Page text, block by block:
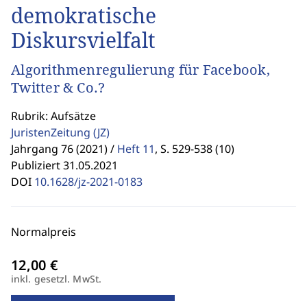
demokratische
Diskursvielfalt
Algorithmenregulierung für Facebook,
Twitter & Co.?
Rubrik: Aufsätze
JuristenZeitung (JZ)
Jahrgang 76 (2021) / Heft 11, S. 529-538 (10)
Publiziert 31.05.2021
DOI 10.1628/jz-2021-0183
Normalpreis
inkl. gesetzl. MwSt.